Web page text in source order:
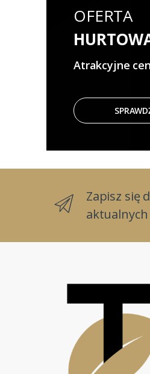
OFERTA
Atrakcyjne
Zapisz się